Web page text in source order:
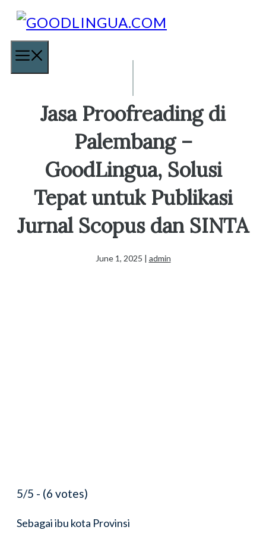
Skip
content
Jasa Proofreading di
Palembang –
GoodLingua, Solusi
Tepat untuk Publikasi
Jurnal Scopus dan SINTA
June 1, 2025 | admin
5/5 - (6 votes)
Sebagai ibu kota Provinsi